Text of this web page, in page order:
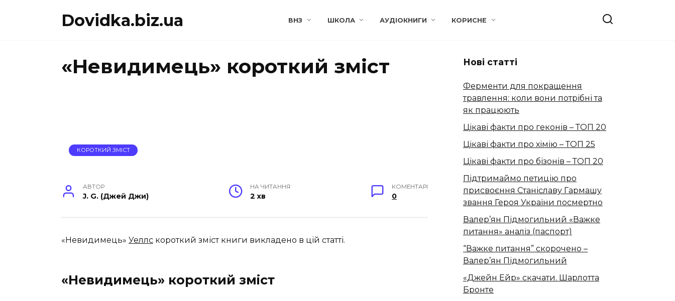
Dovidka.biz.ua ВНЗ ШКОЛА АУДІОКНИГИ КОРИСНЕ
«Невидимець» короткий зміст
КОРОТКИЙ ЗМІСТ
АВТОР
J. G. (Джей Джи)
НА ЧИТАННЯ
2 хв
КОМЕНТАРІ
0
«Невидимець» Уеллс короткий зміст книги викладено в цій статті.
«Невидимець» короткий зміст
Нові статті
Ферменти для покращення
травлення: коли вони потрібні та
як працюють
Цікаві факти про геконів – ТОП 20
Цікаві факти про хімію – ТОП 25
Цікаві факти про бізонів – ТОП 20
Підтримаймо петицію про
присвоєння Станіславу Гармашу
звання Героя України посмертно
Валер’ян Підмогильний «Важке
питання» аналіз (паспорт)
“Важке питання” скорочено –
Валер’ян Підмогильний
«Джейн Ейр» скачати. Шарлотта
Бронте